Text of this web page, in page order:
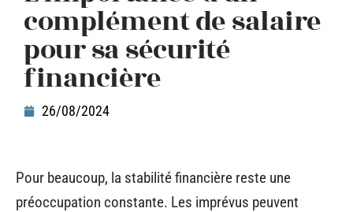
complément de salaire
pour sa sécurité
financière
26/08/2024
Pour beaucoup, la stabilité financière reste une
préoccupation constante. Les imprévus peuvent